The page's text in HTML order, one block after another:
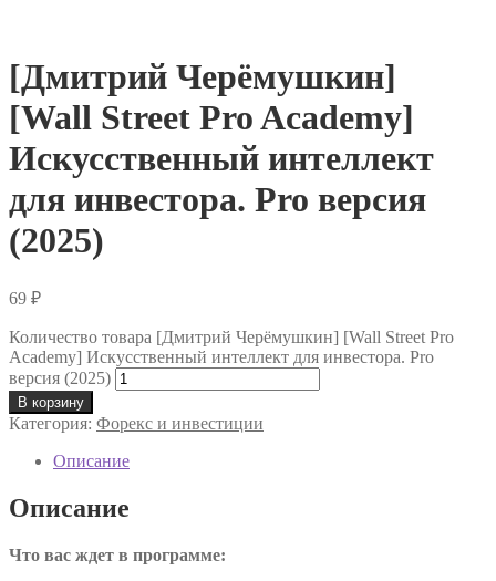
[Дмитрий Черёмушкин]
[Wall Street Pro Academy]
Искусственный интеллект
для инвестора. Pro версия
(2025)
69 ₽
Количество товара [Дмитрий Черёмушкин] [Wall Street Pro
Academy] Искусственный интеллект для инвестора. Pro
версия (2025)
В корзину
Категория: Форекс и инвестиции
Описание
Описание
Что вас ждет в программе: